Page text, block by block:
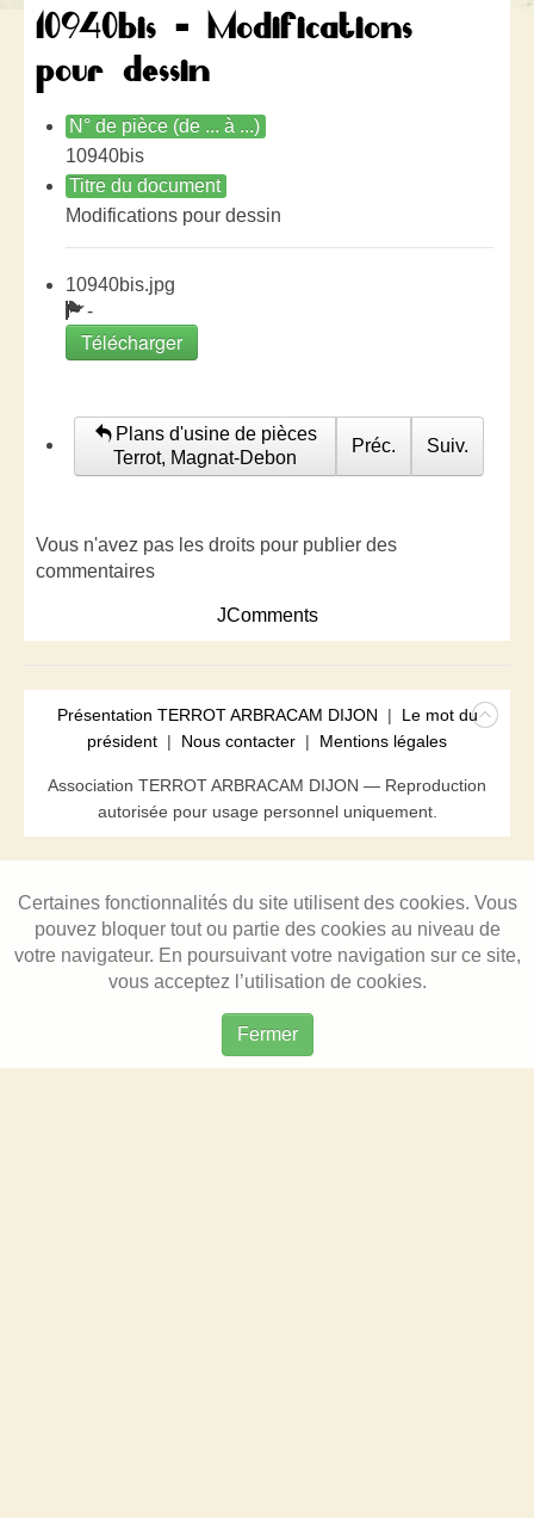
10940bis - Modifications
pour dessin
N° de pièce (de ... à ...)
10940bis
Titre du document
Modifications pour dessin
10940bis.jpg
-
Télécharger
Plans d'usine de pièces
Terrot, Magnat-Debon
Préc. Suiv.
Vous n'avez pas les droits pour publier des
commentaires
JComments
Présentation TERROT ARBRACAM DIJON | Le mot du
président | Nous contacter | Mentions légales
Association TERROT ARBRACAM DIJON — Reproduction
autorisée pour usage personnel uniquement.
Certaines fonctionnalités du site utilisent des cookies. Vous
pouvez bloquer tout ou partie des cookies au niveau de
votre navigateur. En poursuivant votre navigation sur ce site,
vous acceptez l’utilisation de cookies.
Fermer